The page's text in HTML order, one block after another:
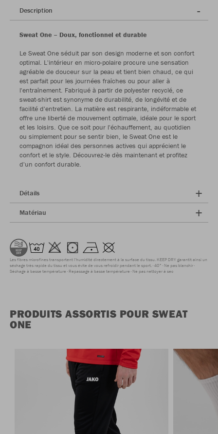
Description
Sweat One – Doux, fonctionnel et durable
Le Sweat One séduit par son design moderne et son confort
optimal. L'intérieur en micro-polaire procure une sensation
agréable de douceur sur la peau et tient bien chaud, ce qui
est parfait pour les journées fraîches ou pour aller à
l'entraînement. Fabriqué à partir de polyester recyclé, ce
sweat-shirt est synonyme de durabilité, de longévité et de
facilité d'entretien. La matière est respirante, indéformable et
offre une liberté de mouvement optimale, idéale pour le sport
et les loisirs. Que ce soit pour l'échauffement, au quotidien
ou simplement pour se sentir bien, le Sweat One est le
compagnon idéal des personnes actives qui apprécient le
confort et le style. Découvrez-le dès maintenant et profitez
d'un confort durable.
Détails
Matériau
Les fibres microfines transportent l'humidité directement à la surface du tissu. KEEP DRY garantit ainsi un
séchage très rapide du tissu et vous évite de vous refroidir pendant le sport. 40° Ne pas blanchir
Séchage à basse température Repassage à basse température Ne pas nettoyer à sec
PRODUITS ASSORTIS POUR SWEAT
ONE